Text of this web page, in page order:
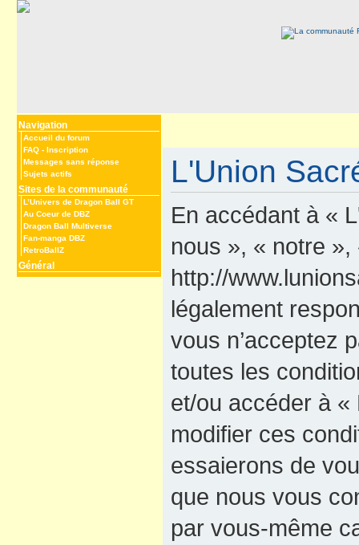
Navigation
Accueil du forum
FAQ - Inscription
Messages sans réponse
Sujets actifs
Sites de la communauté
L’Univers de Dragon Ball GT
Au Coeur de DBZ
Dragon Ball Multiverse
Fan-manga DBZ
RetroBallZ
Général
L'Union
En accédant à «
nous », « notre
http://
légalement
vous n’acceptez
toutes les
et/ou accéder à
modifier ces
essaierons de
que nous vous
par vous-même